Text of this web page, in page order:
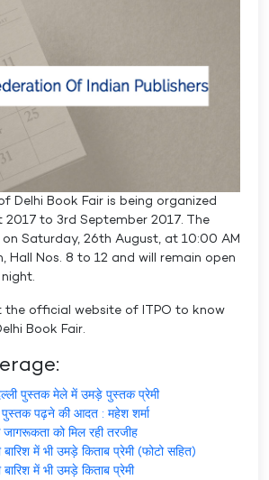
Delhi Book Fair is being organized
to 3rd September 2017. The
Saturday, 26th August, at 10:00 AM
Hall Nos. 8 to 12 and will remain open
the official website of ITPO to know
Book Fair.
पुस्तक मेले में उमड़े पुस्‍तक प्रेमी
पुस्तक पढ़ने की आदत : महेश शर्मा
को मिल रही तरजीह
बारिश में भी उमड़े किताब प्रेमी (फोटो सहित)
में भी उमड़े किताब प्रेमी